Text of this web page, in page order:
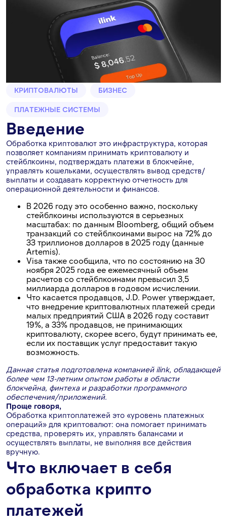
КРИПТОВАЛЮТЫ БИЗНЕС
ПЛАТЕЖНЫЕ СИСТЕМЫ
Введение
Обработка криптовалют это инфраструктура, которая
позволяет компаниям принимать криптовалюту и
стейблкоины, подтверждать платежи в блокчейне,
управлять кошельками, осуществлять вывод средств/
выплаты и создавать корректную отчетность для
операционной деятельности и финансов.
В 2026 году это особенно важно, поскольку
стейблкоины используются в серьезных
масштабах: по данным Bloomberg, общий объем
транзакций со стейблкоинами вырос на 72% до
33 триллионов долларов в 2025 году (данные
Artemis).
Visa также сообщила, что по состоянию на 30
ноября 2025 года ее ежемесячный объем
расчетов со стейблкоинами превысил 3,5
миллиарда долларов в годовом исчислении.
Что касается продавцов, J.D. Power утверждает,
что внедрение криптовалютных платежей среди
малых предприятий США в 2026 году составит
19%, а 33% продавцов, не принимающих
криптовалюту, скорее всего, будут принимать ее,
если их поставщик услуг предоставит такую ​​
возможность.
Данная статья подготовлена ​​компанией ilink, обладающей
более чем 13-летним опытом работы в области
блокчейна, финтеха и разработки программного
обеспечения/приложений.
Проще говоря,
Обработка криптоплатежей это «уровень платежных
операций» для криптовалют: она помогает принимать
средства, проверять их, управлять балансами и
осуществлять выплаты, не выполняя все действия
вручную.
Что включает в себя
обработка крипто
платежей